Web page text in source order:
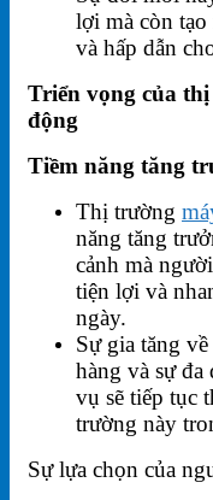
lợi mà còn tạo
và hấp dẫn
Triển vọng của
động
Tiềm năng tăng
Thị trường
năng tăng
cảnh mà
tiện lợi và
ngày.
Sự gia tăng
hàng và sự đa
vụ sẽ tiếp tục
trường này
Sự lựa chọn của